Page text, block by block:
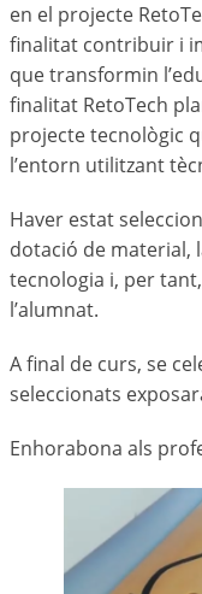
en el projecte
finalitat contribuir i
que transformin
finalitat RetoTech
projecte tecnològic
l’entorn utilitzant
Haver estat
dotació de material,
tecnologia i, per
l’alumnat.
A final de curs, se
seleccionats
Enhorabona als